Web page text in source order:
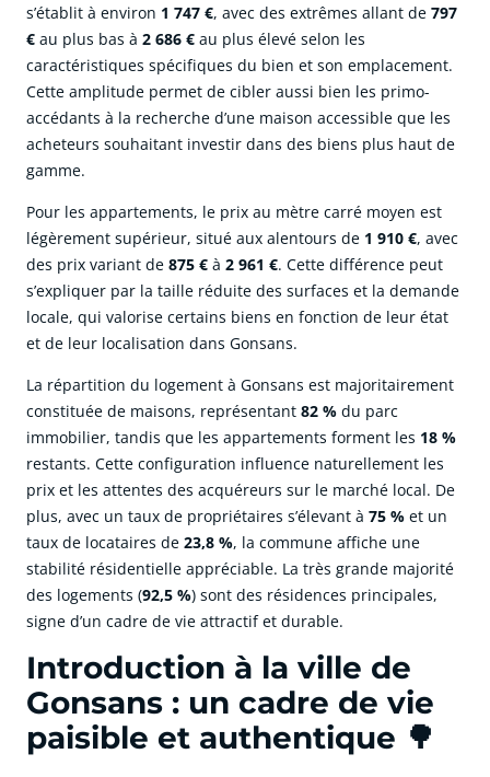
s’établit à environ 1 747 €, avec des extrêmes allant de 797
€ au plus bas à 2 686 € au plus élevé selon les
caractéristiques spécifiques du bien et son emplacement.
Cette amplitude permet de cibler aussi bien les primo-
accédants à la recherche d’une maison accessible que les
acheteurs souhaitant investir dans des biens plus haut de
gamme.
Pour les appartements, le prix au mètre carré moyen est
légèrement supérieur, situé aux alentours de 1 910 €, avec
des prix variant de 875 € à 2 961 €. Cette différence peut
s’expliquer par la taille réduite des surfaces et la demande
locale, qui valorise certains biens en fonction de leur état
et de leur localisation dans Gonsans.
La répartition du logement à Gonsans est majoritairement
constituée de maisons, représentant 82 % du parc
immobilier, tandis que les appartements forment les 18 %
restants. Cette configuration influence naturellement les
prix et les attentes des acquéreurs sur le marché local. De
plus, avec un taux de propriétaires s’élevant à 75 % et un
taux de locataires de 23,8 %, la commune affiche une
stabilité résidentielle appréciable. La très grande majorité
des logements (92,5 %) sont des résidences principales,
signe d’un cadre de vie attractif et durable.
Introduction à la ville de
Gonsans : un cadre de vie
paisible et authentique 🌳